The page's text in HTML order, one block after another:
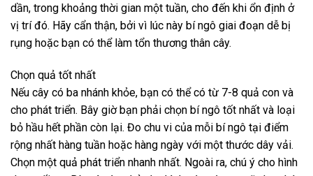
dần, trong khoảng thời gian một tuần, cho đến khi ổn định ở
vị trí đó. Hãy cẩn thận, bởi vì lúc này bí ngô giai đoạn dễ bị
rụng hoặc bạn có thể làm tổn thương thân cây.
Chọn quả tốt nhất
Nếu cây có ba nhánh khỏe, bạn có thể có từ 7-8 quả con và
cho phát triển. Bây giờ bạn phải chọn bí ngô tốt nhất và loại
bỏ hầu hết phần còn lại. Đo chu vi của mỗi bí ngô tại điểm
rộng nhất hàng tuần hoặc hàng ngày với một thước dây vải.
Chọn một quả phát triển nhanh nhất. Ngoài ra, chú ý cho hình